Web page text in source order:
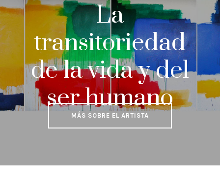
MÁS SOBRE EL ARTISTA
Geometrias
Orgánicas